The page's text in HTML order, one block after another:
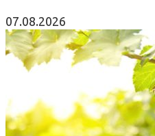
07.08.2026